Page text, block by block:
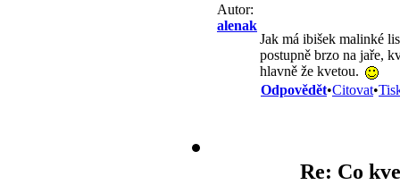
Autor:
alenak
Jak má ibišek malinké
postupně brzo na jaře,
hlavně že kvetou.
Odpovědět•Citovat•
Re: Co